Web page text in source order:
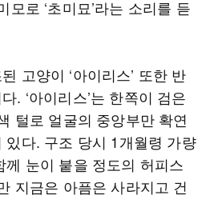
모로 ‘초미묘’라는 소리를 듣
고양이 ‘아이리스’ 또한 반
. ‘아이리스’는 한쪽이 검은
털로 얼굴의 중앙부만 확연
다. 구조 당시 1개월령 가량
께 눈이 붙을 정도의 허피스
지금은 아픔은 사라지고 건